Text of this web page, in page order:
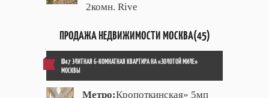
2комн. Rive
ПРОДАЖА НЕДВИЖИМОСТИ МОСКВА(45)
ID47 ЭЛИТНАЯ 6-КОМНАТНАЯ КВАРТИРА НА «ЗОЛОТОЙ МИЛЕ»
МОСКВЫ
Метро:Кропоткинская» 5мп